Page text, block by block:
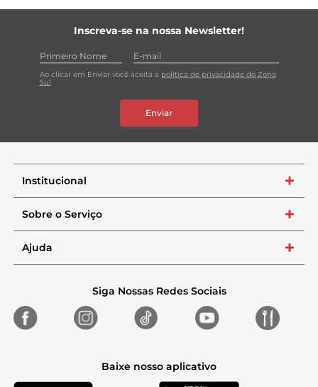
Inscreva-se na nossa Newsletter!
Ao clicar em Enviar você aceita a política de privacidade do Zona
Sul
Enviar
Institucional +
Sobre o Serviço +
Ajuda +
Siga Nossas Redes Sociais
Baixe nosso aplicativo